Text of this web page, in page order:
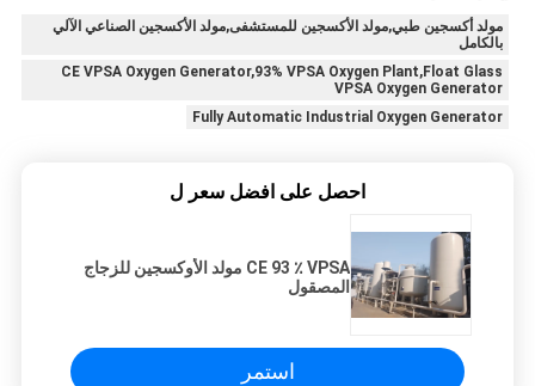
مولد أكسجين طبي,مولد الأكسجين للمستشفى,مولد الأكسجين الصناعي الآلي
بالكامل
CE VPSA Oxygen Generator,93% VPSA Oxygen Plant,Float Glass
VPSA Oxygen Generator
Fully Automatic Industrial Oxygen Generator
احصل على افضل سعر ل
CE 93 ٪ VPSA مولد الأوكسجين للزجاج
المصقول
استمر